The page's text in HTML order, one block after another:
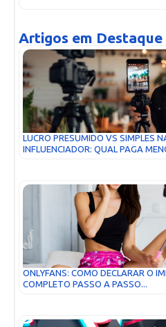
Artigos em Destaque
LUCRO PRESUMIDO VS SIMPLES
INFLUENCIADOR: QUAL PAGA
ONLYFANS: COMO DECLARAR O
COMPLETO PASSO A PASSO...